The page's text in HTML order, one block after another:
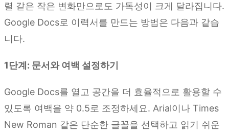
렬 같은 작은 변화만으로도 가독성이 크게 달라집니다.
Google Docs로 이력서를 만드는 방법은 다음과 같습
니다.
1단계: 문서와 여백 설정하기
Google Docs를 열고 공간을 더 효율적으로 활용할 수
있도록 여백을 약 0.5로 조정하세요. Arial이나 Times
New Roman 같은 단순한 글꼴을 선택하고 읽기 쉬운